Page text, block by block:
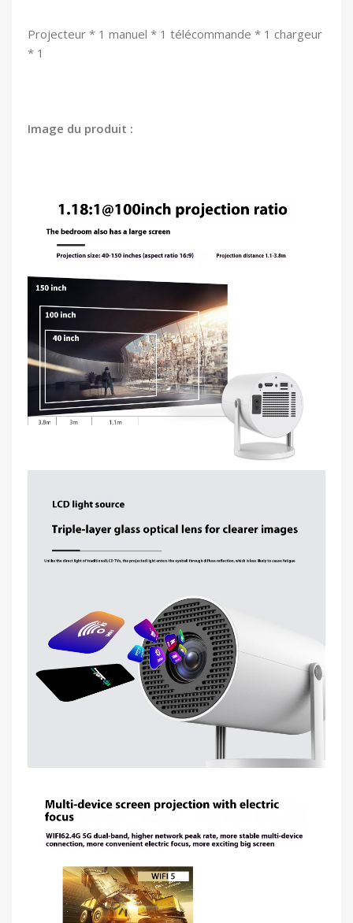
Projecteur * 1 manuel * 1 télécommande * 1 chargeur
* 1
Image du produit :